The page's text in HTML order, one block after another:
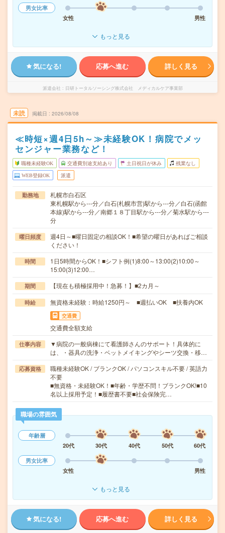
男女比率
女性
男性
もっと見る
気になる! 応募へ進む 詳しく見る
派遣会社 日研トータルソーシング株式会社 メディカルケア事業部
未読 掲載日 2026/08/08
≪時短×週4日5h～≫未経験OK！病院でメッ
センジャー業務など！
職種未経験OK 交通費別途支給あり 土日祝日が休み 残業なし
WEB登録OK 派遣
勤務地
札幌市白石区
東札幌駅から---分／白石(札幌市営)駅から---分／白石(函館
本線)駅から---分／南郷１８丁目駅から---分／菊水駅から---
分
曜日頻度
週4日～■曜日固定の相談OK！■希望の曜日があればご相談
ください！
時間
1日5時間からOK！■シフト例(1)8:00～13:00(2)10:00～
15:00(3)12:00…
期間 【現在も積極採用中！急募！】■2カ月～
時給 無資格未経験：時給1250円～ ■週払いOK ■扶養内OK
交通費
交通費全額支給
仕事内容
▼病院の一般病棟にて看護師さんのサポート！具体的に
は、・器具の洗浄・ベットメイキングやシーツ交換・移…
応募資格
職種未経験OK / ブランクOK / パソコンスキル不要 / 英語力
不要
■無資格・未経験OK！■年齢・学歴不問！ブランクOK!■10
名以上採用予定！■履歴書不要■社会保険完…
職場の雰囲気
年齢層
20代
30代 40代 50代
60代
男女比率
女性
男性
もっと見る
気になる! 応募へ進む 詳しく見る